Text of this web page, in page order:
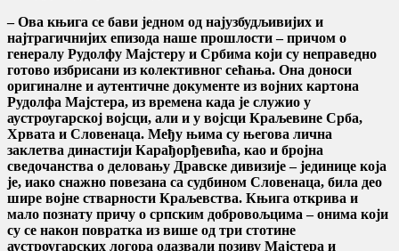
– Ова књига се бави једном од најузбудљивијих и
најтрагичнијих епизода наше прошлости – причом о
генералу Рудолфу Мајстеру и Србима који су неправедно
готово избрисани из колективног сећања. Она доноси
оригиналне и аутентичне документе из војних картона
Рудолфа Мајстера, из времена када је служио у
аустроугарској војсци, али и у војсци Краљевине Срба,
Хрвата и Словенаца. Међу њима су његова лична
заклетва династији Карађорђевића, као и бројна
сведочанства о деловању Дравске дивизије – јединице која
је, иако снажно повезана са судбином Словенаца, била део
шире војне стварности Краљевства. Књига открива и
мало познату причу о српским добровољцима – онима који
су се након повратка из више од три стотине
аустроугарских логора одазвали позиву Мајстера и